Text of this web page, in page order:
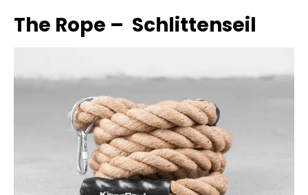
The Rope – Schlittenseil